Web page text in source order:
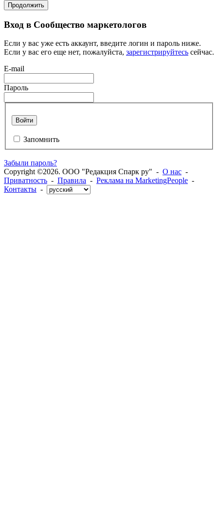
Продолжить
Вход в Сообщество маркетологов
Если у вас уже есть аккаунт, введите логин и пароль ниже.
Если у вас его еще нет, пожалуйста, зарегистрируйтесь сейчас.
E-mail
Пароль
Войти
Запомнить
Забыли пароль?
Copyright ©2026. ООО "Редакция Спарк ру" - О нас -
Приватность - Правила - Реклама на MarketingPeople -
Контакты -